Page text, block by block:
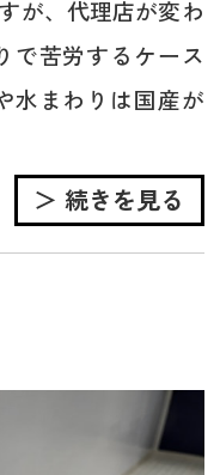
が、代理店が変わ
で苦労するケース
水まわりは国産が
＞ 続きを見る